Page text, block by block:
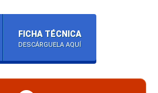
FICHA TÉCNICA
DESCÁRGUELA AQUÍ